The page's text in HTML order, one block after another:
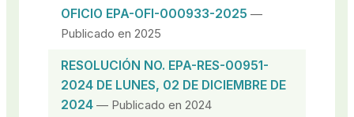
OFICIO EPA-OFI-000933-2025 —
Publicado en 2025
RESOLUCIÓN NO. EPA-RES-00951-
2024 DE LUNES, 02 DE DICIEMBRE DE
2024 — Publicado en 2024